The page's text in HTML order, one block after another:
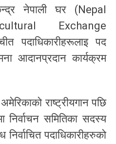
नेपाली घर (Nepal
Exchange
पदाधिकारीहरूलाइ पद
आदानप्रदान कार्यक्रम
राष्ट्रीयगान पछि
निर्वाचन समितिका सदस्य
निर्वाचित पदाधिकारीहरुको